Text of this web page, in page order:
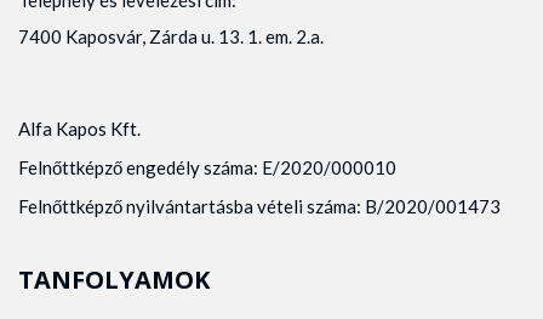
7400 Kaposvár, Zárda u. 13. 1. em. 2.a.
Alfa Kapos Kft.
Felnőttképző engedély száma: E/2020/000010
Felnőttképző nyilvántartásba vételi száma: B/2020/001473
TANFOLYAMOK